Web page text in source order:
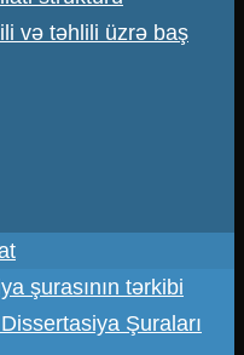
və təhlili üzrə baş
şurasının tərkibi
Şuraları